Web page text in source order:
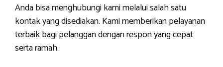
Anda bisa menghubungi kami melalui salah satu
kontak yang disediakan. Kami memberikan pelayanan
terbaik bagi pelanggan dengan respon yang cepat
serta ramah.